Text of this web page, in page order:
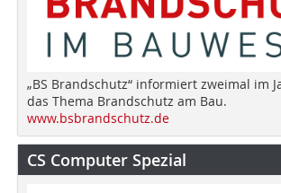
„BS Brandschutz“ informiert zweimal im
das Thema Brandschutz am Bau.
www.bsbrandschutz.de
CS Computer Spezial